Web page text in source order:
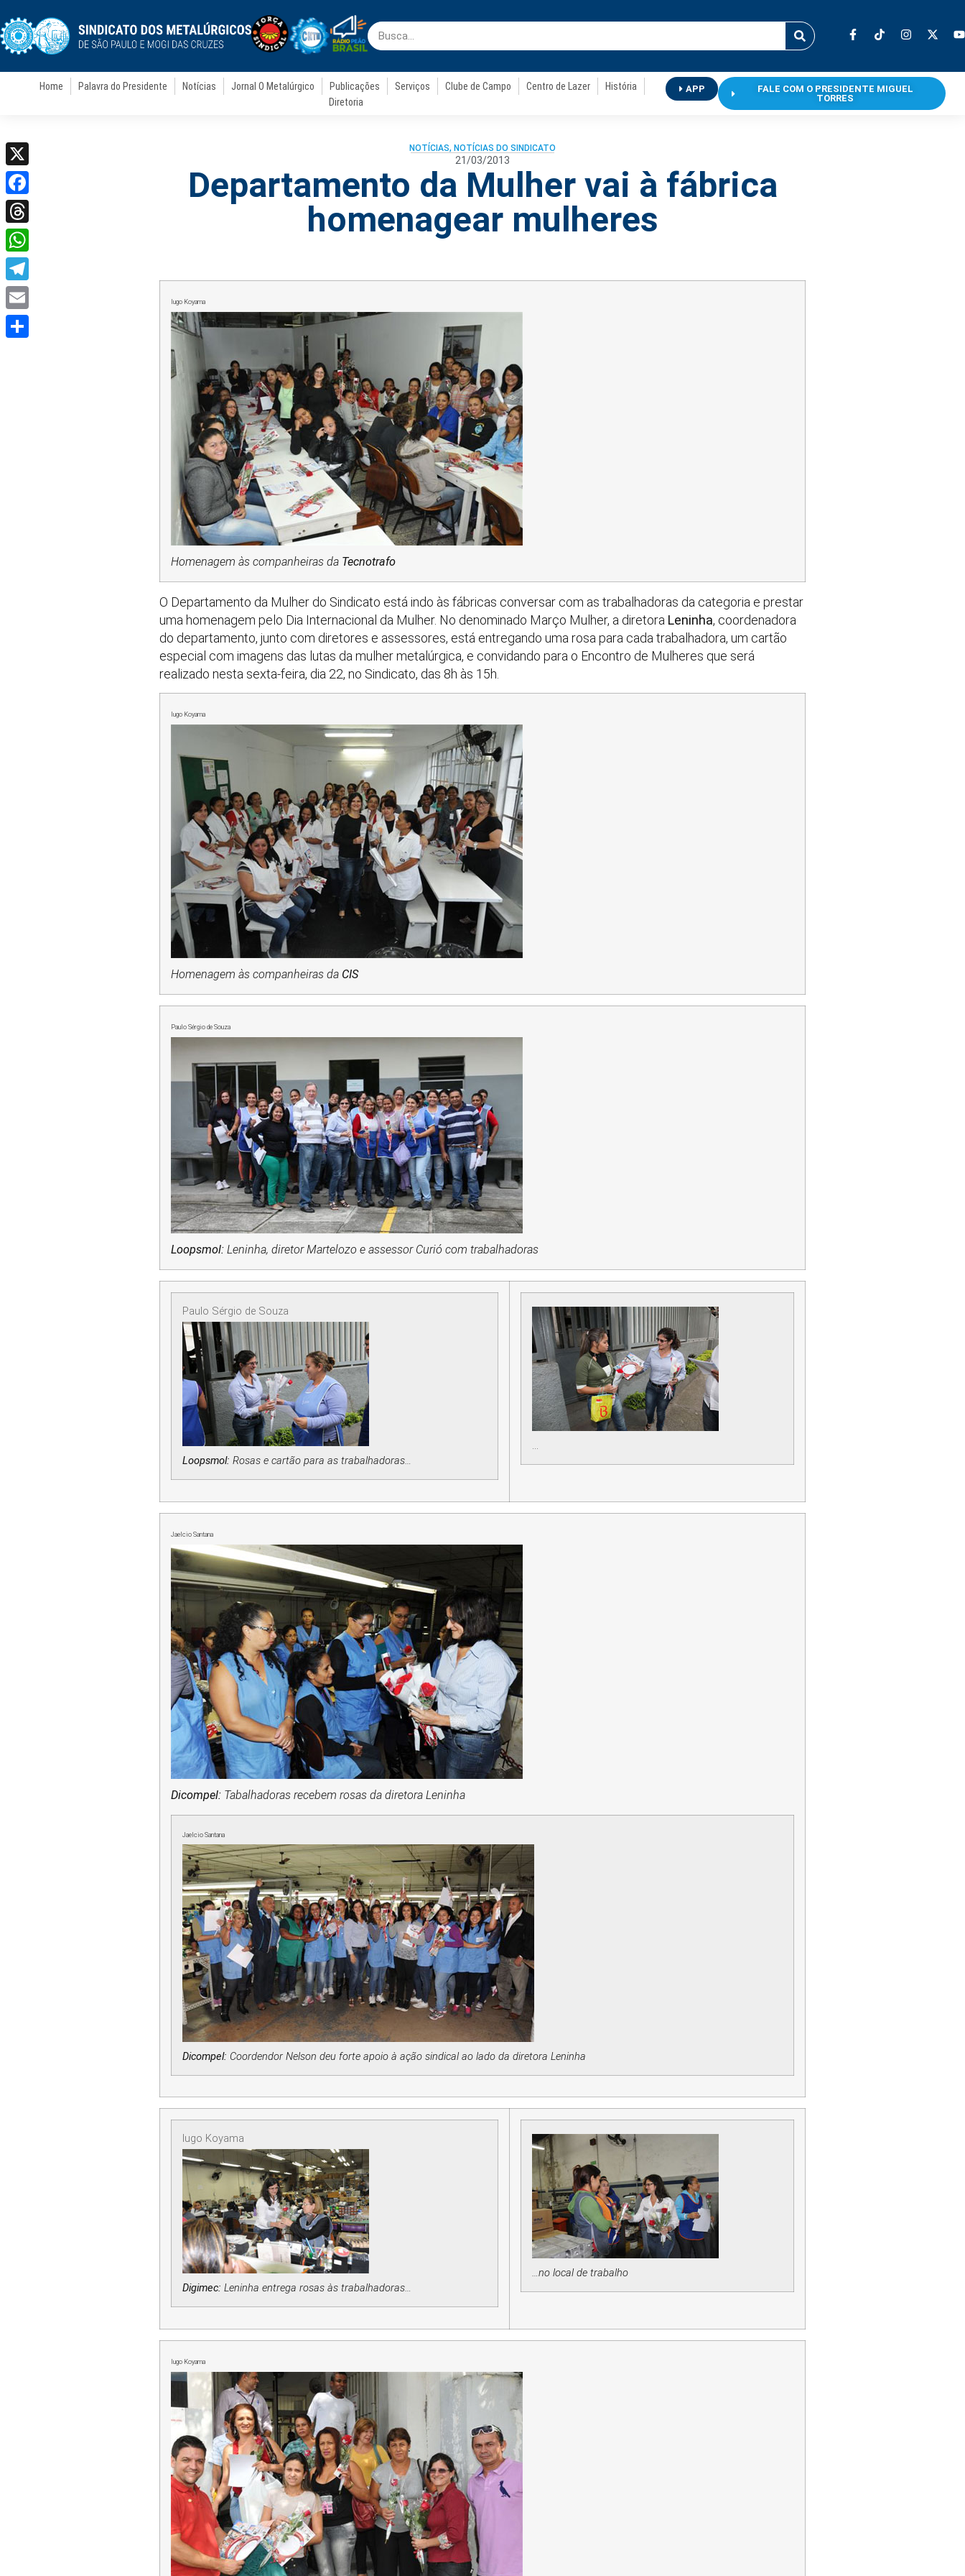
Home Palavra do Presidente Notícias Jornal O Metalúrgico Publicações Serviços Clube de Campo Centro de Lazer
História
Diretoria
APP
FALE COM O PRESIDENTE MIGUEL
TORRES
NOTÍCIAS, NOTÍCIAS DO SINDICATO
21/03/2013
Departamento da Mulher vai à fábrica
homenagear mulheres
Iugo Koyama
Homenagem às companheiras da Tecnotrafo
O Departamento da Mulher do Sindicato está indo às fábricas conversar com as trabalhadoras da categoria e prestar
uma homenagem pelo Dia Internacional da Mulher. No denominado Março Mulher, a diretora Leninha, coordenadora
do departamento, junto com diretores e assessores, está entregando uma rosa para cada trabalhadora, um cartão
especial com imagens das lutas da mulher metalúrgica, e convidando para o Encontro de Mulheres que será
realizado nesta sexta-feira, dia 22, no Sindicato, das 8h às 15h.
Iugo Koyama
Homenagem às companheiras da CIS
Paulo Sérgio de Souza
Loopsmol: Leninha, diretor Martelozo e assessor Curió com trabalhadoras
Paulo Sérgio de Souza
Loopsmol: Rosas e cartão para as trabalhadoras…
…
Jaelcio Santana
Dicompel: Tabalhadoras recebem rosas da diretora Leninha
Jaelcio Santana
Dicompel: Coordendor Nelson deu forte apoio à ação sindical ao lado da diretora Leninha
Iugo Koyama
Digimec: Leninha entrega rosas às trabalhadoras…
…no local de trabalho
Iugo Koyama
X
Facebook
Threads
WhatsApp
Telegram
Email